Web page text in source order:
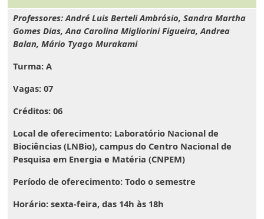
Professores: André Luis Berteli Ambrósio, Sandra Martha
Gomes Dias, Ana Carolina Migliorini Figueira, Andrea
Balan, Mário Tyago Murakami
Turma: A
Vagas: 07
Créditos: 06
Local de oferecimento: Laboratório Nacional de
Biociências (LNBio), campus do Centro Nacional de
Pesquisa em Energia e Matéria (CNPEM)
Período de oferecimento: Todo o semestre
Horário: sexta-feira, das 14h às 18h